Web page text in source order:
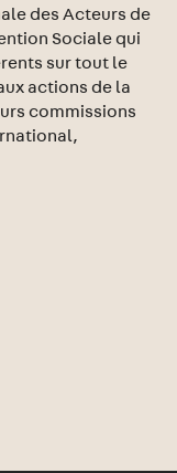
des Acteurs de
Sociale qui
sur tout le
actions de la
commissions